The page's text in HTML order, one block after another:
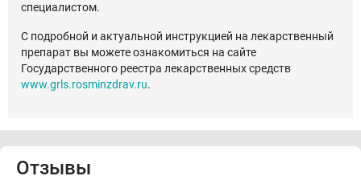
специалистом.
С подробной и актуальной инструкцией на лекарственный
препарат вы можете ознакомиться на сайте
Государственного реестра лекарственных средств
www.grls.rosminzdrav.ru.
Отзывы